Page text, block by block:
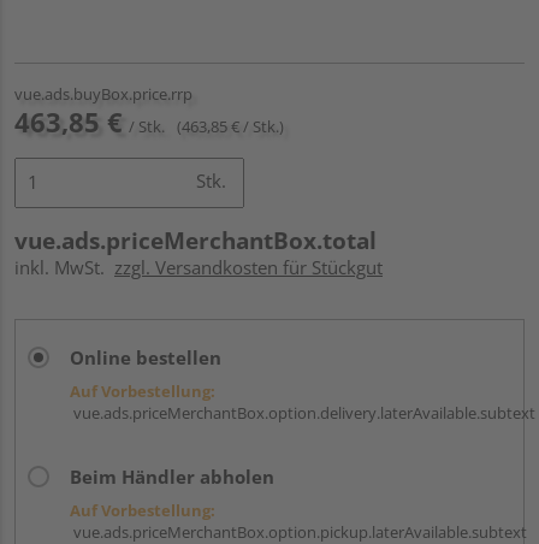
vue.ads.buyBox.price.rrp
463,85 € / Stk. (463,85 € / Stk.)
Stk.
vue.ads.priceMerchantBox.total
inkl. MwSt. zzgl. Versandkosten für Stückgut
Online bestellen
Auf Vorbestellung:
vue.ads.priceMerchantBox.option.delivery.laterAvailable.subtext
Beim Händler abholen
Auf Vorbestellung:
vue.ads.priceMerchantBox.option.pickup.laterAvailable.subtext